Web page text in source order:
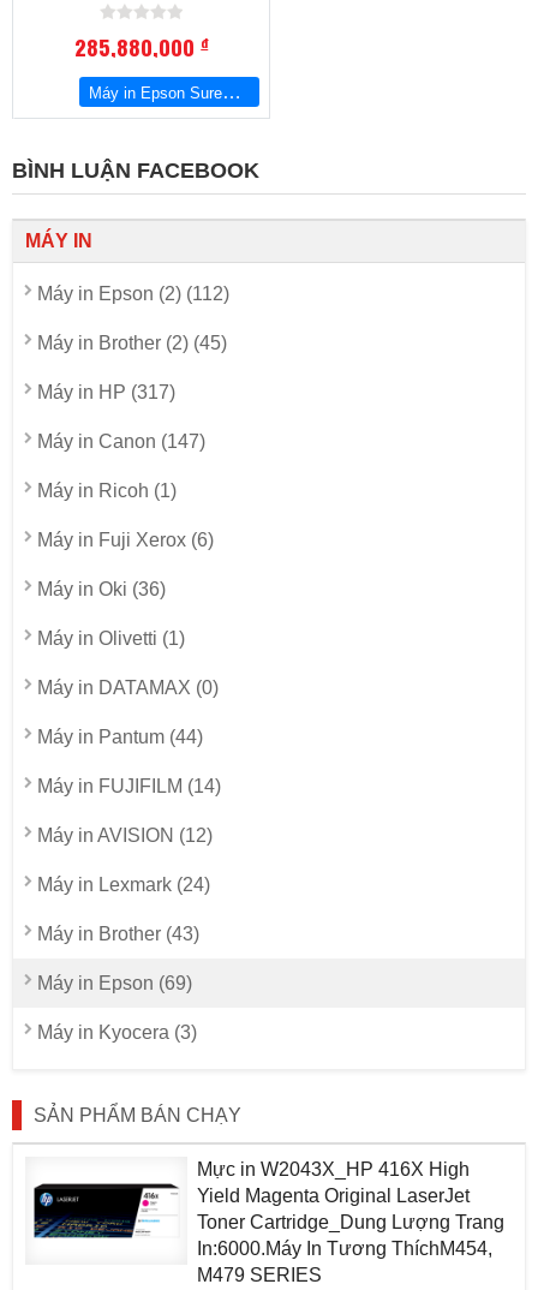
285,880,000đ
Máy in Epson SureColor SC-T7270D with MFP
BÌNH LUẬN FACEBOOK
MÁY IN
Máy in Epson (2) (112)
Máy in Brother (2) (45)
Máy in HP (317)
Máy in Canon (147)
Máy in Ricoh (1)
Máy in Fuji Xerox (6)
Máy in Oki (36)
Máy in Olivetti (1)
Máy in DATAMAX (0)
Máy in Pantum (44)
Máy in FUJIFILM (14)
Máy in AVISION (12)
Máy in Lexmark (24)
Máy in Brother (43)
Máy in Epson (69)
Máy in Kyocera (3)
SẢN PHẨM BÁN CHẠY
Mực in W2043X_HP 416X High
Yield Magenta Original LaserJet
Toner Cartridge_Dung Lượng Trang
In:6000.Máy In Tương ThíchM454,
M479 SERIES